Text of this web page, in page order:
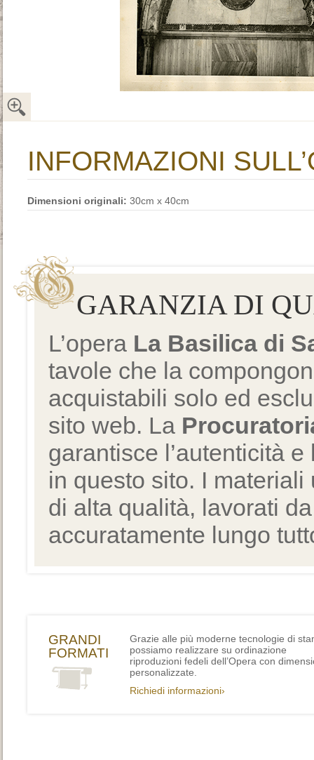
INFORMAZIONI
Dimensioni originali: 30cm x 40cm
GARANZIA DI
L’opera La Basilica di
tavole che la
acquistabili solo ed
sito web. La
garantisce l’autenticità
in questo sito. I
di alta qualità, lavorati
accuratamente lungo
GRANDI
FORMATI
Grazie alle più moderne tecnologie di
possiamo realizzare su ordinazione
riproduzioni fedeli dell’Opera con
personalizzate.
Richiedi informazioni›